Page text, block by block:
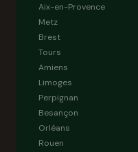
Aix-en-Provence
Metz
Brest
Tours
Amiens
Limoges
Perpignan
Besançon
Orléans
Rouen